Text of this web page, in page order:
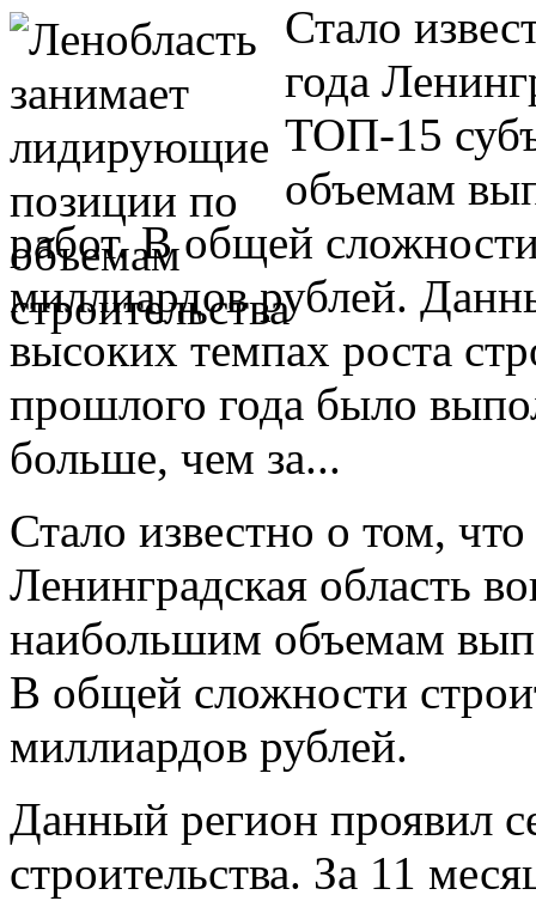
Стало
года
ТОП-15
объемам
работ. В общей
миллиардов рублей.
высоких темпах роста
прошлого года было
больше, чем за...
Стало известно о том,
Ленинградская область
наибольшим объемам
В общей сложности
миллиардов рублей.
Данный регион проявил
строительства. За 11